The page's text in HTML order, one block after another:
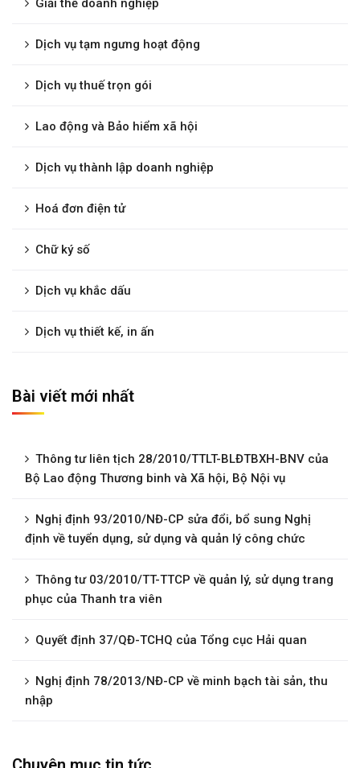
Giải thể doanh nghiệp
Dịch vụ tạm ngưng hoạt động
Dịch vụ thuế trọn gói
Lao động và Bảo hiểm xã hội
Dịch vụ thành lập doanh nghiệp
Hoá đơn điện tử
Chữ ký số
Dịch vụ khắc dấu
Dịch vụ thiết kế, in ấn
Bài viết mới nhất
Thông tư liên tịch 28/2010/TTLT-BLĐTBXH-BNV của
Bộ Lao động Thương binh và Xã hội, Bộ Nội vụ
Nghị định 93/2010/NĐ-CP sửa đổi, bổ sung Nghị
định về tuyển dụng, sử dụng và quản lý công chức
Thông tư 03/2010/TT-TTCP về quản lý, sử dụng trang
phục của Thanh tra viên
Quyết định 37/QĐ-TCHQ của Tổng cục Hải quan
Nghị định 78/2013/NĐ-CP về minh bạch tài sản, thu
nhập